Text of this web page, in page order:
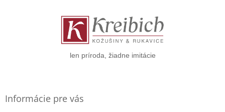
len príroda, žiadne imitácie
Informácie pre vás